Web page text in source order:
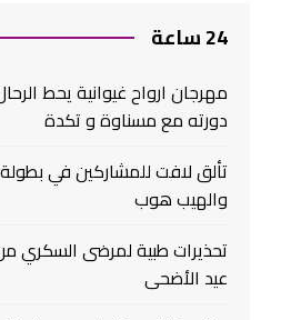
24 ساعة
مهرجان ارواح غيوانية يحط
دورته مع مسناوة و تكدة
تألق لافت للمشاركين في
والهيب هوب
تحذيرات طبية لمرضى السكري
عيد الأضحى